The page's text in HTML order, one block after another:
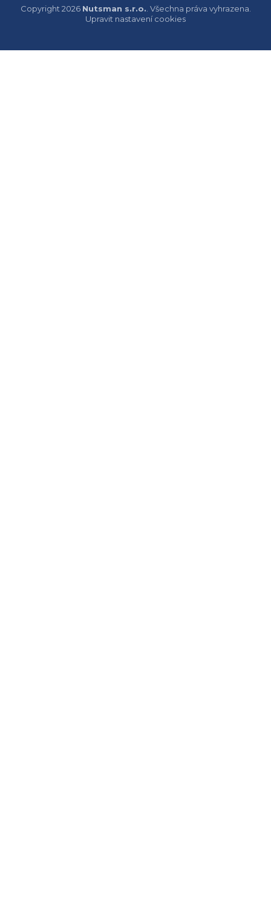
Copyright 2026 Nutsman s.r.o.. Všechna práva vyhrazena.
Upravit nastavení cookies